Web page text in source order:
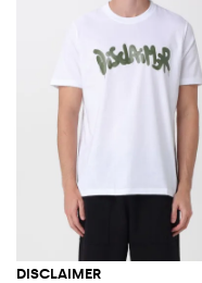
DISCLAIMER